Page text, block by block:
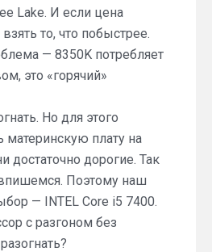
Lake. И если цена
то, что побыстрее.
— 8350K потребляет
это «горячий»
Но для этого
материнскую плату на
достаточно дорогие. Так
Поэтому наш
— INTEL Core i5 7400.
с разгоном без